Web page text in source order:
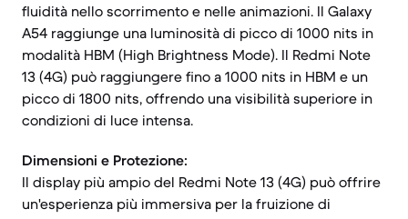
fluidità nello scorrimento e nelle animazioni. Il Galaxy
A54 raggiunge una luminosità di picco di 1000 nits in
modalità HBM (High Brightness Mode). Il Redmi Note
13 (4G) può raggiungere fino a 1000 nits in HBM e un
picco di 1800 nits, offrendo una visibilità superiore in
condizioni di luce intensa.
Dimensioni e Protezione:
Il display più ampio del Redmi Note 13 (4G) può offrire
un'esperienza più immersiva per la fruizione di